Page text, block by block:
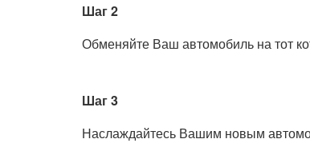
Шаг 2
Обменяйте Ваш автомобиль на тот
Шаг 3
Наслаждайтесь Вашим новым